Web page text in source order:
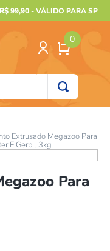
99,90 - VÁLIDO PARA SP
0
Extrusado Megazoo Para
E Gerbil 3kg
Para